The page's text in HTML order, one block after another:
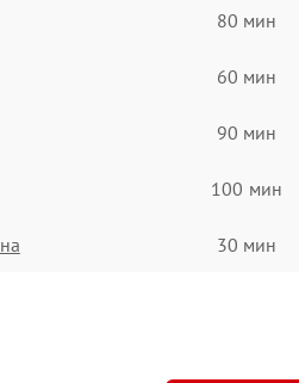
80 мин
60 мин
90 мин
100 мин
30 мин